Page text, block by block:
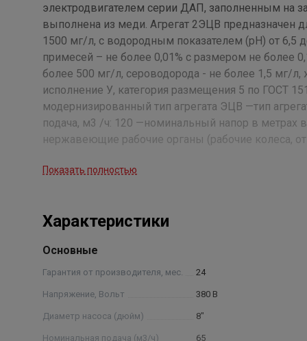
электродвигателем серии ДАП, заполненным на
выполнена из меди. Агрегат 2ЭЦВ предназначен
1500 мг/л, с водородным показателем (рН) от 6,5
примесей – не более 0,01% с размером не более
более 500 мг/л, сероводорода - не более 1,5 мг/
исполнение У, категория размещения 5 по ГОСТ
модернизированный тип агрегата ЭЦВ —тип
подача, м3 /ч: 120 —номинальный напор в метрах
нержавеющие рабочие органы (рабочие колеса,
Показать полностью
Характеристики
Основные
Гарантия от производителя, мес. 24
Напряжение, Вольт 380 В
Диаметр насоса (дюйм) 8"
Номинальная подача (м3/ч) 65